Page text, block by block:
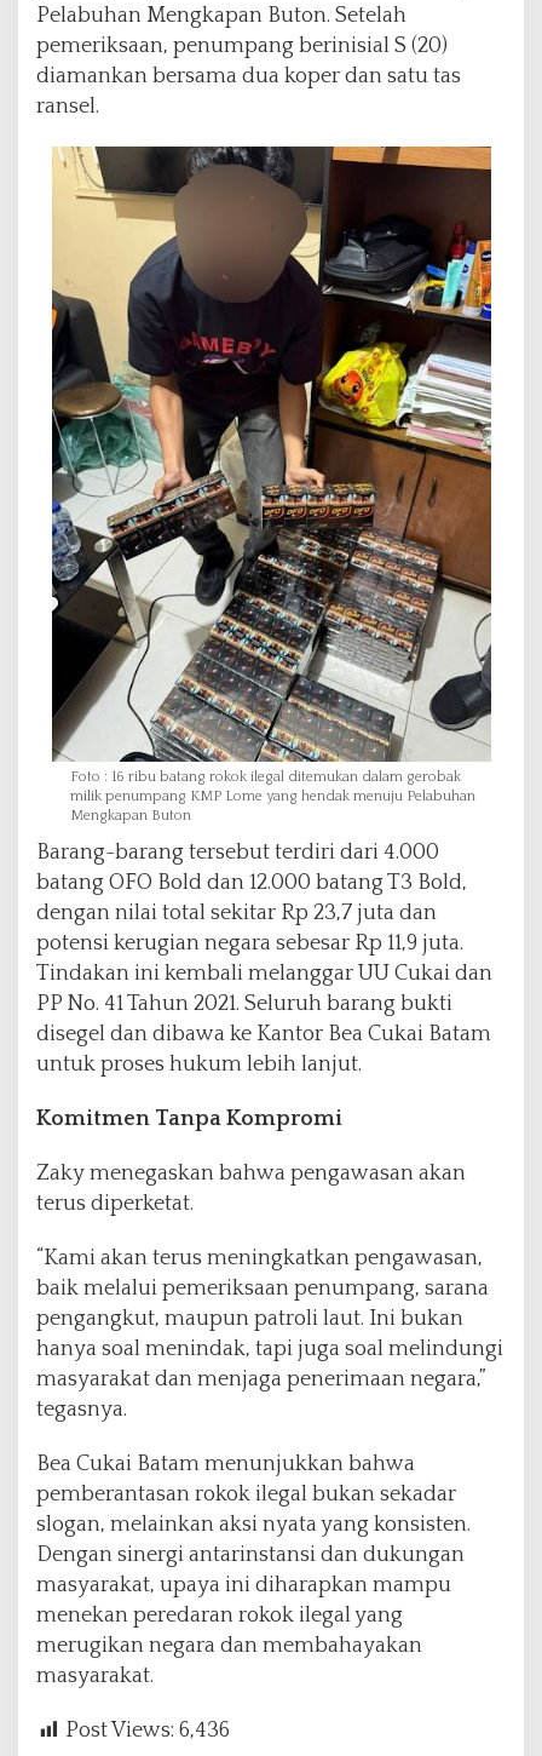
Pelabuhan Mengkapan Buton. Setelah
pemeriksaan, penumpang berinisial S (20)
diamankan bersama dua koper dan satu tas
ransel.
Foto : 16 ribu batang rokok ilegal ditemukan dalam gerobak
milik penumpang KMP Lome yang hendak menuju Pelabuhan
Mengkapan Buton
Barang-barang tersebut terdiri dari 4.000
batang OFO Bold dan 12.000 batang T3 Bold,
dengan nilai total sekitar Rp 23,7 juta dan
potensi kerugian negara sebesar Rp 11,9 juta.
Tindakan ini kembali melanggar UU Cukai dan
PP No. 41 Tahun 2021. Seluruh barang bukti
disegel dan dibawa ke Kantor Bea Cukai Batam
untuk proses hukum lebih lanjut.
Komitmen Tanpa Kompromi
Zaky menegaskan bahwa pengawasan akan
terus diperketat.
“Kami akan terus meningkatkan pengawasan,
baik melalui pemeriksaan penumpang, sarana
pengangkut, maupun patroli laut. Ini bukan
hanya soal menindak, tapi juga soal melindungi
masyarakat dan menjaga penerimaan negara,”
tegasnya.
Bea Cukai Batam menunjukkan bahwa
pemberantasan rokok ilegal bukan sekadar
slogan, melainkan aksi nyata yang konsisten.
Dengan sinergi antarinstansi dan dukungan
masyarakat, upaya ini diharapkan mampu
menekan peredaran rokok ilegal yang
merugikan negara dan membahayakan
masyarakat.
Post Views: 6,436